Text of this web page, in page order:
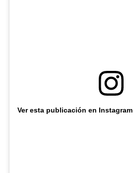
Ver esta publicación en Instagram